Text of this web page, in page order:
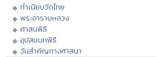
ทำเนียบวัดไทย
พระอารามหลวง
ศาสนพิธี
อุปสมบทพิธี
วันสำคัญทางศาสนา